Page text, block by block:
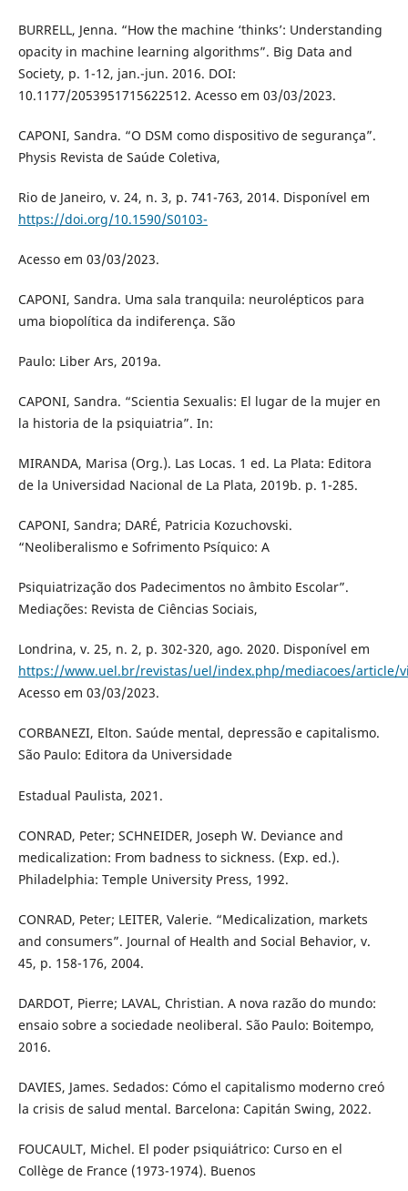
BURRELL, Jenna. “How the machine ‘thinks’: Understanding
opacity in machine learning algorithms”. Big Data and
Society, p. 1-12, jan.-jun. 2016. DOI:
10.1177/2053951715622512. Acesso em 03/03/2023.
CAPONI, Sandra. “O DSM como dispositivo de segurança”.
Physis Revista de Saúde Coletiva,
Rio de Janeiro, v. 24, n. 3, p. 741-763, 2014. Disponível em
https://doi.org/10.1590/S0103-
Acesso em 03/03/2023.
CAPONI, Sandra. Uma sala tranquila: neurolépticos para
uma biopolítica da indiferença. São
Paulo: Liber Ars, 2019a.
CAPONI, Sandra. “Scientia Sexualis: El lugar de la mujer en
la historia de la psiquiatria”. In:
MIRANDA, Marisa (Org.). Las Locas. 1 ed. La Plata: Editora
de la Universidad Nacional de La Plata, 2019b. p. 1-285.
CAPONI, Sandra; DARÉ, Patricia Kozuchovski.
“Neoliberalismo e Sofrimento Psíquico: A
Psiquiatrização dos Padecimentos no âmbito Escolar”.
Mediações: Revista de Ciências Sociais,
Londrina, v. 25, n. 2, p. 302-320, ago. 2020. Disponível em
https://www.uel.br/revistas/uel/index.php/mediacoes/article/
Acesso em 03/03/2023.
CORBANEZI, Elton. Saúde mental, depressão e capitalismo.
São Paulo: Editora da Universidade
Estadual Paulista, 2021.
CONRAD, Peter; SCHNEIDER, Joseph W. Deviance and
medicalization: From badness to sickness. (Exp. ed.).
Philadelphia: Temple University Press, 1992.
CONRAD, Peter; LEITER, Valerie. “Medicalization, markets
and consumers”. Journal of Health and Social Behavior, v.
45, p. 158-176, 2004.
DARDOT, Pierre; LAVAL, Christian. A nova razão do mundo:
ensaio sobre a sociedade neoliberal. São Paulo: Boitempo,
2016.
DAVIES, James. Sedados: Cómo el capitalismo moderno creó
la crisis de salud mental. Barcelona: Capitán Swing, 2022.
FOUCAULT, Michel. El poder psiquiátrico: Curso en el
Collège de France (1973-1974). Buenos